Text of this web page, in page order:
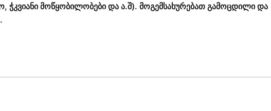
ჭკვიანი მოწყობილობები და ა.შ). მოგემსახურებათ გამოცდილი და